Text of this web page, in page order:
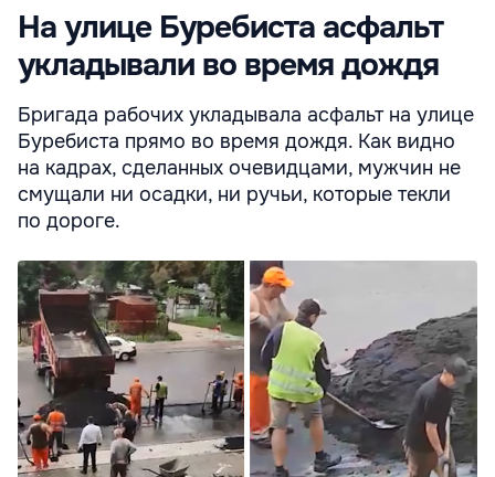
На улице Буребиста асфальт
укладывали во время дождя
Бригада рабочих укладывала асфальт на улице
Буребиста прямо во время дождя. Как видно
на кадрах, сделанных очевидцами, мужчин не
смущали ни осадки, ни ручьи, которые текли
по дороге.